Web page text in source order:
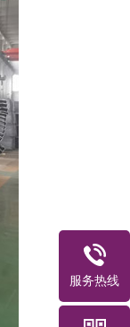
服务热线